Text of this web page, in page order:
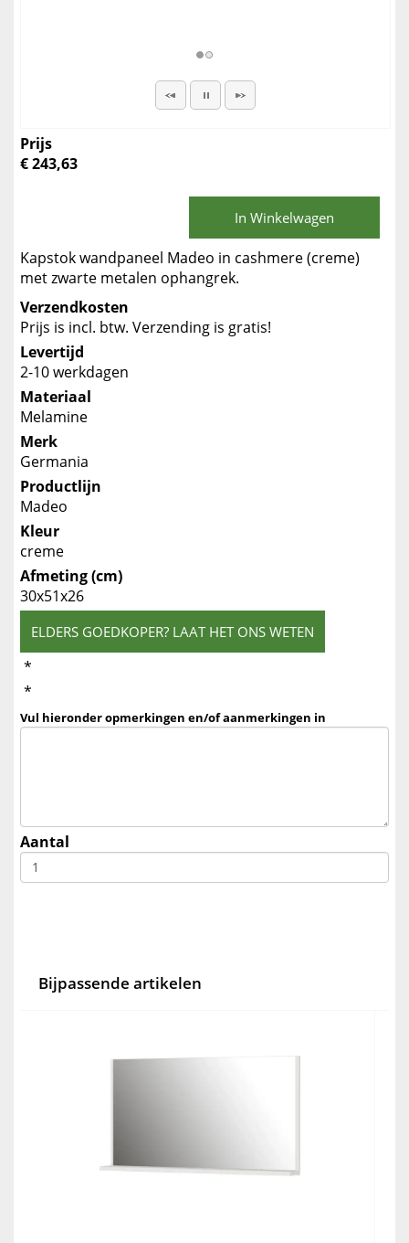
Prijs
€ 243,63
In Winkelwagen
Kapstok wandpaneel Madeo in cashmere (creme)
met zwarte metalen ophangrek.
Verzendkosten
Prijs is incl. btw. Verzending is gratis!
Levertijd
2-10 werkdagen
Materiaal
Melamine
Merk
Germania
Productlijn
Madeo
Kleur
creme
Afmeting (cm)
30x51x26
ELDERS GOEDKOPER? LAAT HET ONS WETEN
*
*
Vul hieronder opmerkingen en/of aanmerkingen in
Aantal
Bijpassende artikelen